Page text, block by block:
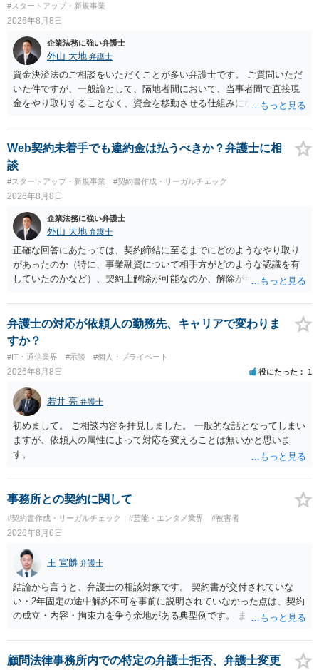
#スタートアップ・新規事業
2026年8月8日
企業法務に強い弁護士
外山 大地 弁護士
資金決済法のご相談をいただくことが多い弁護士です。 ご質問いただ
いた件ですが、一般論として、隔地者間において、当事者間で直接現
金をやり取りすることなく、資金を移動させる仕組みになりますの
も、為替取引に該当し得る場合であっても、いわゆる収納代行とし
て、資金移動業の規制の対象外となる余地があります。 この点につい
ては、単に「利用者から資金を受け取り、寄付団体に送金する」とい
う資金の流れだけで判断することはできず、アプリの仕組みが利用者
と寄付団体をつなぐプラットフォームとしてどのように位置付けられ
るのか、利用者からの支払がどのような性質のものなのか、寄付の意
思決定や寄付のタイミングがどのように設定されているのかなど、具
体的なサービスの座組を踏まえて検討する必要があります。 そのた
め、現在検討されているアプリについて、資金移動業に該当する可能
性があるか、また、該当する場合にどのようなサービス設計にすれば
資金移動業に該当しない形（収納代行など）で運用できるかについて
は、具体的なサービスの仕組みを確認した上で、個別に弁護士へご相
談いただくことをお勧めいたします。
Web契約未着手でも違約金は払うべきか？弁護士に相
談
#スタートアップ・新規事業 #契約書作成・リーガルチェック
2026年8月8日
企業法務に強い弁護士
外山 大地 弁護士
正確な回答にあたっては、契約締結に至るまでにどのようなやり取り
があったのか（特に、事業融資について相手方がどのような認識を有
していたのかなど）、契約上解除が可能なのか、解除が可能であると
的な経緯を踏まえて精査する必要がございます。 そのため、事情をお
伺いした上での検討が必要となりますので、個別に弁護士へのご相談
をご検討いただければと存じます。
弁護士の対応が依頼人の勤務先、キャリアで変わりま
すか？
#IT・通信業界 #示談 #個人・プライベート
2026年8月8日 役にたった 1
若井 亮 弁護士
初めまして。 ご相談内容を拝見しました。 一般的な話となってしまい
ますが、依頼人の属性によって対応を変えることは無いかと思いま
す。
事務所との契約に関して
#契約書作成・リーガルチェック #芸能・エンタメ業界 #被害者
2026年8月6日
王 宣麟 弁護士
結論から言うと、弁護士の相談対象です。 契約書が交付されていな
い・2年固定の途中解約不可を事前に説明されていなかった点は、契約
の成立・内容・拘束力を争う余地がある典型例です。 まずは、運営と
みてはいかがでしょうか。 また同時並行で（もしまだされていないの
であれば）書面で退所意思の明確化はしておくべきだと考えます。
顧問法律事務所内での特定の弁護士拒否、弁護士変更